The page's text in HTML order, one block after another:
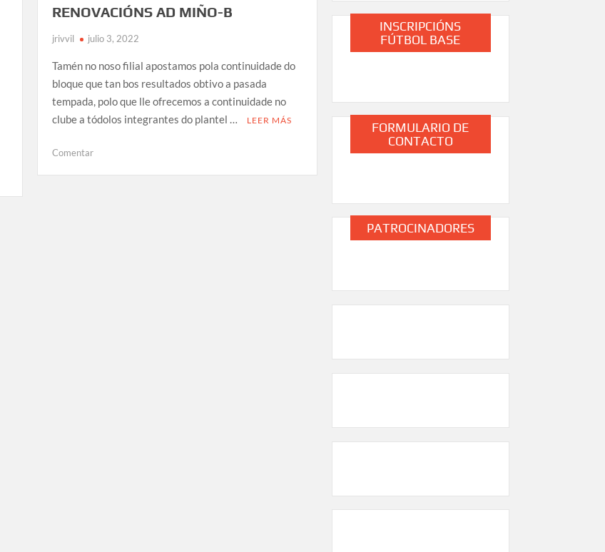
RENOVACIÓNS AD MIÑO-B
jrivvil julio 3, 2022
Tamén no noso filial apostamos pola continuidade do
bloque que tan bos resultados obtivo a pasada
tempada, polo que lle ofrecemos a continuidade no
clube a tódolos integrantes do plantel …
LEER MÁS
Comentaren
INSCRIPCIÓNS
FÚTBOL BASE
FORMULARIO DE
CONTACTO
PATROCINADORES